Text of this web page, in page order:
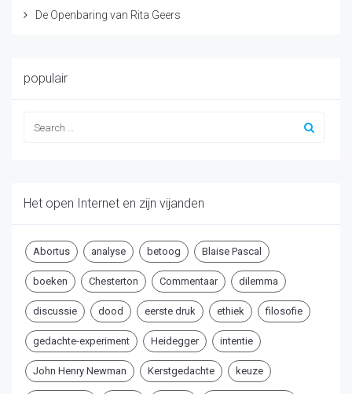
De Openbaring van Rita Geers
populair
Het open Internet en zijn vijanden
Abortus analyse betoog Blaise Pascal
boeken Chesterton Commentaar dilemma
discussie dood eerste druk ethiek filosofie
gedachte-experiment Heidegger intentie
John Henry Newman Kerstgedachte keuze